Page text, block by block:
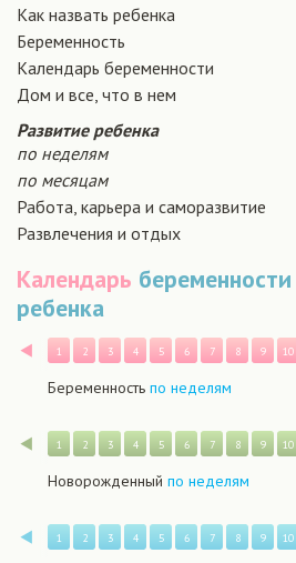
Как назвать ребенка
Беременность
Календарь беременности
Дом и все, что в нем
Развитие ребенка
по неделям
по месяцам
Работа, карьера и саморазвитие
Развлечения и отдых
Календарь
ребенка
Назад
1 2 3 4 5 6 7 8 9 10
Беременность по неделям
Назад
1 2 3 4 5 6 7 8 9 10
Новорожденный по неделям
Назад
1 2 3 4 5 6 7 8 9 10